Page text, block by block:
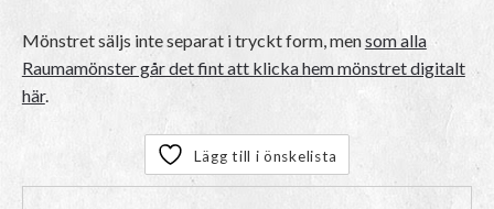
Mönstret säljs inte separat i tryckt form, mensom alla
Raumamönster går det fint att klicka hem mönstret digitalt
här.
Lägg till i önskelista